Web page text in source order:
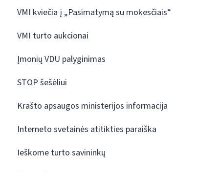
VMI kviečia į „Pasimatymą su mokesčiais“
VMI turto aukcionai
Įmonių VDU palyginimas
STOP šešėliui
Krašto apsaugos ministerijos informacija
Interneto svetainės atitikties paraiška
Ieškome turto savininkų